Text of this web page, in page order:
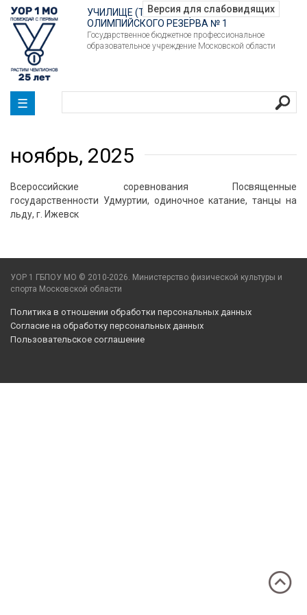
УЧИЛИЩЕ (ТЕХНИКУМ)
ОЛИМПИЙСКОГО РЕЗЕРВА № 1
Государственное бюджетное профессиональное
образовательное учреждение Московской области
☰
ноябрь, 2025
Всероссийские соревнования Посвященные
государственности Удмуртии, одиночное катание, танцы на
льду, г. Ижевск
УОР 1 ГБПОУ МО © 2010-2026. Министерство физической культуры и
спорта Московской области
Политика в отношении обработки персональных данных
Согласие на обработку персональных данных
Пользовательское соглашение